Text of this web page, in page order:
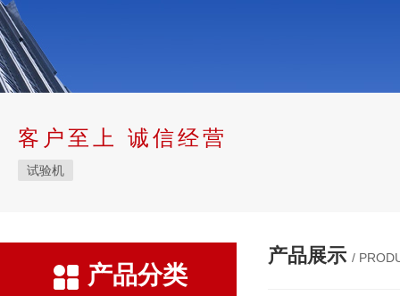
客户至上 诚信经营
试验机
产品分类
产品展示 /